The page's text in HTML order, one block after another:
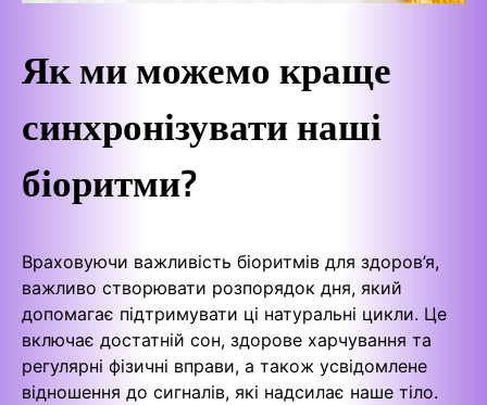
Як ми можемо краще
синхронізувати наші
біоритми?
Враховуючи важливість біоритмів для здоров’я,
важливо створювати розпорядок дня, який
допомагає підтримувати ці натуральні цикли. Це
включає достатній сон, здорове харчування та
регулярні фізичні вправи, а також усвідомлене
відношення до сигналів, які надсилає наше тіло.